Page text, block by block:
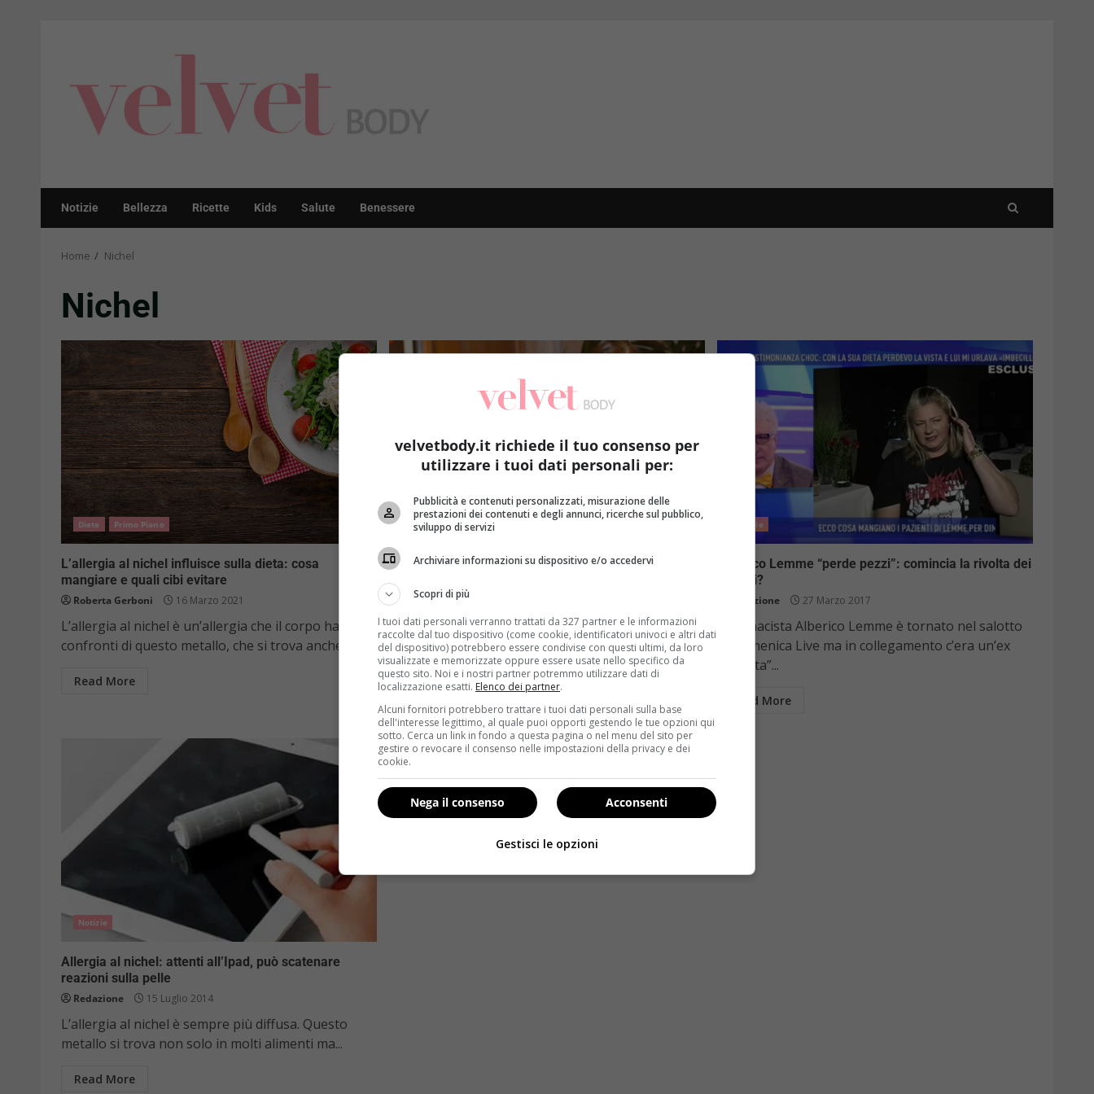
Notizie Bellezza Ricette Kids Salute Benessere
Home Nichel
Nichel
Diete Primo Piano
L’allergia al nichel influisce sulla dieta: cosa
mangiare e quali cibi evitare
Roberta Gerboni 16 Marzo 2021
L’allergia al nichel è un’allergia che il corpo ha nei
confronti di questo metallo, che si trova anche...
Read More
Notizie
Romina dimagrita a causa di un’allergia: com’è
cambiata la sua quotidianità
Raffaella Mazzei
Romina Carrisi Power jr ha perso molti chili da
quando ha scoperto di essere intollerante al
nichel:...
Notizie
Alberico Lemme “perde pezzi”: comincia la rivolta dei
cadetti?
Redazione 27 Marzo 2017
Il farmacista Alberico Lemme è tornato nel salotto
di Domenica Live ma in collegamento c’era un’ex
“cadetta”...
Read More
Notizie
Allergia al nichel: attenti all’Ipad, può scatenare
reazioni sulla pelle
Redazione 15 Luglio 2014
L’allergia al nichel è sempre più diffusa. Questo
metallo si trova non solo in molti alimenti ma...
Read More
velvetbody.it richiede il tuo consenso per
utilizzare i tuoi dati personali per:
Pubblicità e contenuti personalizzati, misurazione delle
prestazioni dei contenuti e degli annunci, ricerche sul pubblico,
sviluppo di servizi
Archiviare informazioni su dispositivo e/o accedervi
Scopri di più
I tuoi dati personali verranno trattati da 327 partner e le informazioni
raccolte dal tuo dispositivo (come cookie, identificatori univoci e altri dati
del dispositivo) potrebbero essere condivise con questi ultimi, da loro
visualizzate e memorizzate oppure essere usate nello specifico da
questo sito. Noi e i nostri partner potremmo utilizzare dati di
localizzazione esatti. Elenco dei partner.
Alcuni fornitori potrebbero trattare i tuoi dati personali sulla base
dell'interesse legittimo, al quale puoi opporti gestendo le tue opzioni qui
sotto. Cerca un link in fondo a questa pagina o nel menu del sito per
gestire o revocare il consenso nelle impostazioni della privacy e dei
cookie.
Acconsenti
Nega il consenso
Gestisci le opzioni